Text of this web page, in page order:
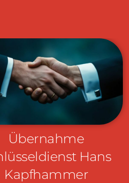
Übernahme
Hans
Kapfhammer